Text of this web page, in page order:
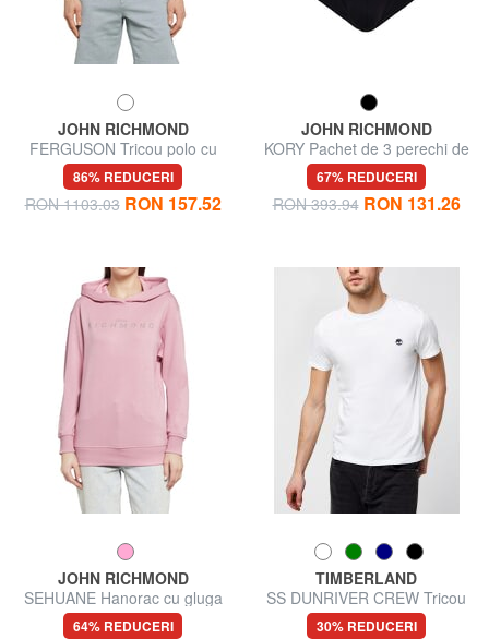
JOHN RICHMOND
FERGUSON Tricou polo cu
mânecă scurtă
86% REDUCERI
RON 1103.03 RON 157.52
JOHN RICHMOND
KORY Pachet de 3 perechi de
chiloți
67% REDUCERI
RON 393.94 RON 131.26
JOHN RICHMOND
SEHUANE Hanorac cu gluga
64% REDUCERI
TIMBERLAND
SS DUNRIVER CREW Tricou
din bumbac
30% REDUCERI